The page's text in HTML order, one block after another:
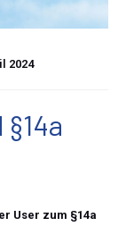
2024
User zum §14a